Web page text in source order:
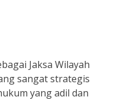
Jaksa Wilayah
sangat strategis
yang adil dan